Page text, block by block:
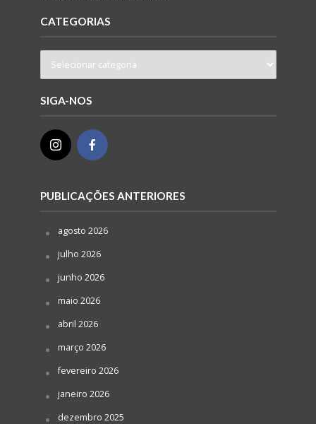
CATEGORIAS
SIGA-NOS
PUBLICAÇÕES ANTERIORES
agosto 2026
julho 2026
junho 2026
maio 2026
abril 2026
março 2026
fevereiro 2026
janeiro 2026
dezembro 2025